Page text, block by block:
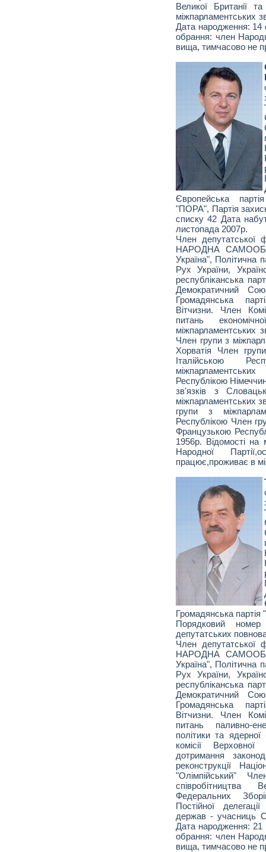
Великої Британії
міжпарламентських
Дата народження: 14
обрання: член
вища, тимчасово не
Європейська
"ПОРА", Партія
списку 42 Дата
листопада 2007р.
Член
НАРОДНА
Україна", Політична
Рух України,
республіканська
Демократичний
Громадянська
Вітчизни. Член
питань
міжпарламентських
Член групи з
Хорватія Член
Італійською
Республікою
зв'язків з
міжпарламентських
групи з
Республікою Член
Французькою
1956р. Відомості на
Народної
працює,проживає в
Громадянська партія
Порядковий
депутатських
Член
НАРОДНА
Україна", Політична
Рух України,
республіканська
Демократичний
Громадянська
Вітчизни. Член
питань паливно-
політики та
комісії
дотримання
реконструкції
"Олімпійський"
Федеральних
Постійної
держав - учасниць
Дата народження: 21
обрання: член
вища, тимчасово не